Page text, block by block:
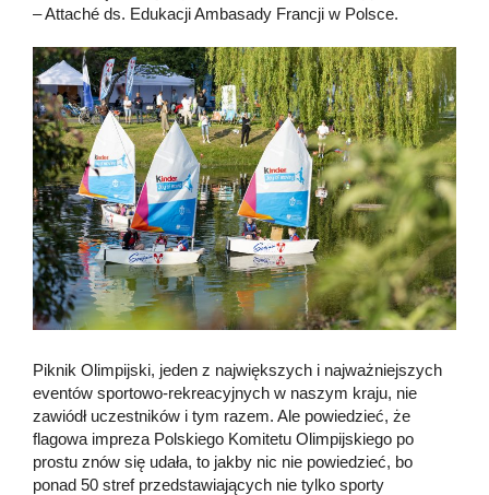
– Attaché ds. Edukacji Ambasady Francji w Polsce.
Piknik Olimpijski, jeden z największych i najważniejszych
eventów sportowo-rekreacyjnych w naszym kraju, nie
zawiódł uczestników i tym razem. Ale powiedzieć, że
flagowa impreza Polskiego Komitetu Olimpijskiego po
prostu znów się udała, to jakby nic nie powiedzieć, bo
ponad 50 stref przedstawiających nie tylko sporty